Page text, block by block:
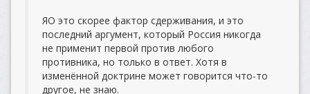
ЯО это скорее фактор сдерживания, и это
последний аргумент, который Россия никогда
не применит первой против любого
противника, но только в ответ. Хотя в
изменённой доктрине может говорится что-то
другое, не знаю.